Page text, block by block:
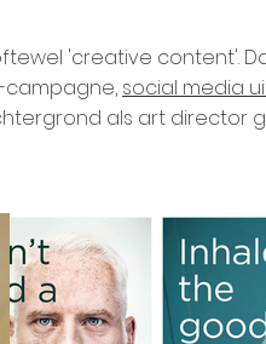
'creative content'.
campagne, social media
als art director